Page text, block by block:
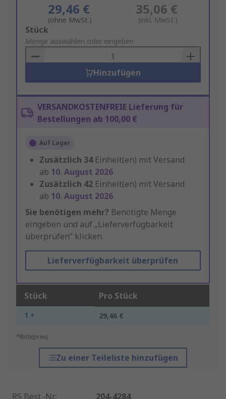
29,46 €
(ohne MwSt.)
35,06 €
(inkl. MwSt.)
Add
to
Basket
Stück
Menge auswählen oder eingeben
Hinzufügen
VERSANDKOSTENFREIE Lieferung für
Bestellungen ab 100,00 €
Auf Lager
Zusätzlich 34 Einheit(en) mit Versand
ab 10. August 2026
Zusätzlich 42 Einheit(en) mit Versand
ab 10. August 2026
Sie benötigen mehr? Benötigte Menge
eingeben und auf „Lieferverfügbarkeit
überprüfen“ klicken.
Lieferverfügbarkeit überprüfen
Stück Pro Stück
1 + 29,46 €
*Richtpreis
Zu einer Teileliste hinzufügen
RS Best.-Nr.:
204-4284